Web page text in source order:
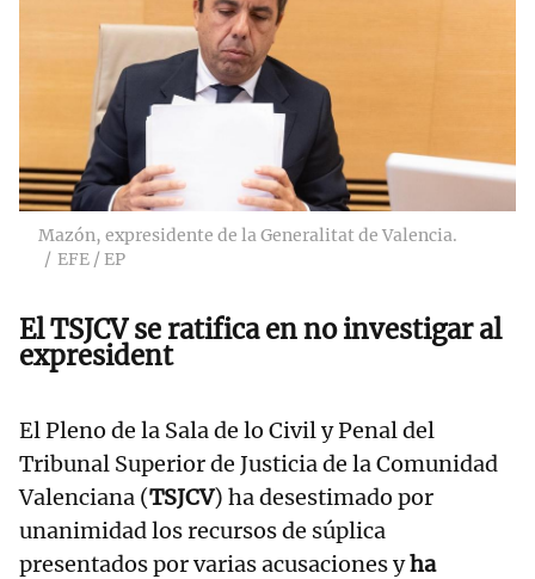
Mazón, expresidente de la Generalitat de Valencia.
EFE / EP
El TSJCV se ratifica en no investigar al
expresident
El Pleno de la Sala de lo Civil y Penal del
Tribunal Superior de Justicia de la Comunidad
Valenciana (TSJCV) ha desestimado por
unanimidad los recursos de súplica
presentados por varias acusaciones yha